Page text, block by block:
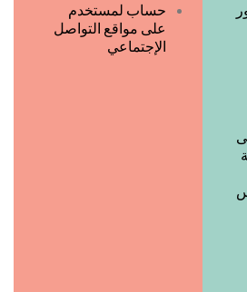
حساب لمستخدم
على مواقع التواصل
الإجتماعي